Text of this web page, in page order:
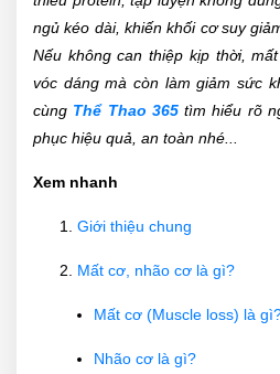
ngủ kéo dài, khiến khối cơ suy
Nếu không can thiệp kịp thời,
vóc dáng mà còn làm giảm sức
cùng Thể Thao 365tìm hiểu rõ
phục hiệu quả, an toàn nhé...
Xem nhanh
Giới thiệu chung
Mất cơ, nhão cơ là gì?
Mất cơ (Muscle loss) là
Nhão cơ là gì?